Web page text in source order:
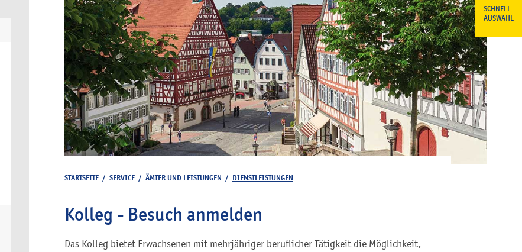
SCHNELL-
AUSWAHL
STARTSEITE / SERVICE / ÄMTER UND LEISTUNGEN / DIENSTLEISTUNGEN
Kolleg - Besuch anmelden
Das Kolleg bietet Erwachsenen mit mehrjähriger beruflicher Tätigkeit die Möglichkeit,